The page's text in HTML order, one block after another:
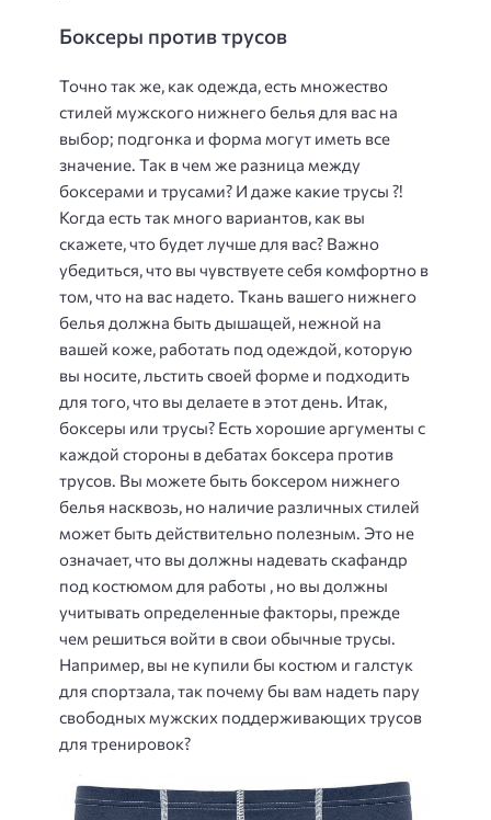
Боксеры против трусов
Точно так же, как одежда, есть множество
стилей мужского нижнего белья для вас на
выбор; подгонка и форма могут иметь все
значение. Так в чем же разница между
боксерами и трусами? И даже какие трусы ?!
Когда есть так много вариантов, как вы
скажете, что будет лучше для вас? Важно
убедиться, что вы чувствуете себя комфортно в
том, что на вас надето. Ткань вашего нижнего
белья должна быть дышащей, нежной на
вашей коже, работать под одеждой, которую
вы носите, льстить своей форме и подходить
для того, что вы делаете в этот день. Итак,
боксеры или трусы? Есть хорошие аргументы с
каждой стороны в дебатах боксера против
трусов. Вы можете быть боксером нижнего
белья насквозь, но наличие различных стилей
может быть действительно полезным. Это не
означает, что вы должны надевать скафандр
под костюмом для работы , но вы должны
учитывать определенные факторы, прежде
чем решиться войти в свои обычные трусы.
Например, вы не купили бы костюм и галстук
для спортзала, так почему бы вам надеть пару
свободных мужских поддерживающих трусов
для тренировок?